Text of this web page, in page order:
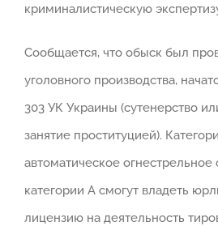
криминалистическую
Сообщается, что обыск был
уголовного производства,
303 УК Украины (сутенерство
занятие проституцией).
автоматическое
категории А смогут владеть
лицензию на деятельность